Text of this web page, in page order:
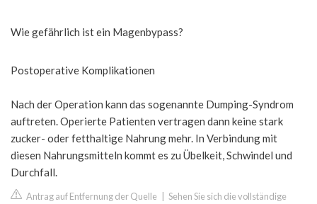
Wie gefährlich ist ein Magenbypass?
Postoperative Komplikationen
Nach der Operation kann das sogenannte Dumping-Syndrom
auftreten. Operierte Patienten vertragen dann keine stark
zucker- oder fetthaltige Nahrung mehr. In Verbindung mit
diesen Nahrungsmitteln kommt es zu Übelkeit, Schwindel und
Durchfall.
Antrag auf Entfernung der Quelle Sehen Sie sich die vollständige